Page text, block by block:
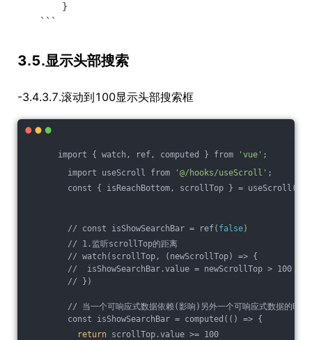
        }
3.5.显示头部搜索
-3.4.3.7.滚动到100显示头部搜索框
import { watch, ref, computed } from 'vue' ;
import useScroll from
'@/hooks/useScroll' ;
const { isReachBottom, scrollTop } = useScroll()
// const isShowSearchBar = ref( false)
// 1.监听scrollTop的距离
// watch(scrollTop, (newScrollTop) => {
//  isShowSearchBar.value = newScrollTop > 100
// })
// 当一个可响应式数据依赖(影响)另外一个可响应式数据的时候
const isShowSearchBar = computed(() => {
return scrollTop.value >= 100